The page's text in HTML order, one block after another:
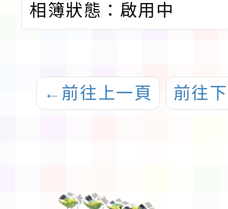
相簿狀態：啟用中
← 前往上一頁 前往